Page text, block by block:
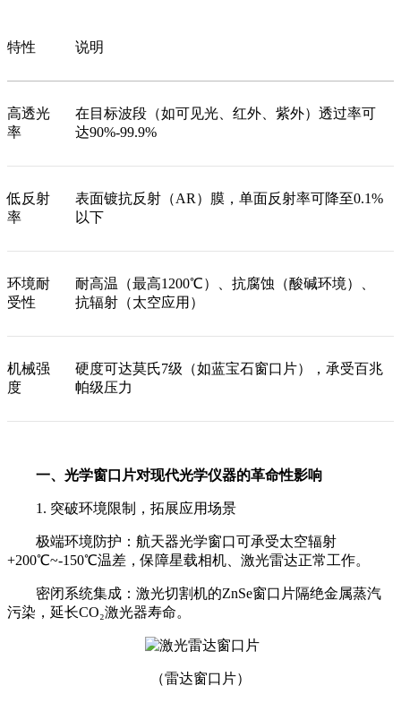
特性 说明
高透光
率
在目标波段（如可见光、红外、紫外）透过率可
达90%-99.9%
低反射
率
表面镀抗反射（AR）膜，单面反射率可降至0.1%
以下
环境耐
受性
耐高温（最高1200℃）、抗腐蚀（酸碱环境）、
抗辐射（太空应用）
机械强
度
硬度可达莫氏7级（如蓝宝石窗口片），承受百兆
帕级压力
一、光学窗口片对现代光学仪器的革命性影响
1. 突破环境限制，拓展应用场景
极端环境防护：航天器光学窗口可承受太空辐射
+200℃~-150℃温差，保障星载相机、激光雷达正常工作。
密闭系统集成：激光切割机的ZnSe窗口片隔绝金属蒸汽
污染，延长CO₂激光器寿命。
（雷达窗口片）